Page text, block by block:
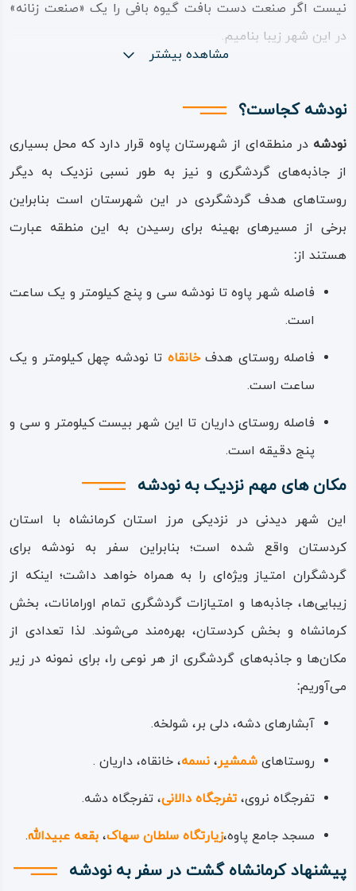
نیست اگر صنعت دست‌ بافت گیوه‌ بافی را یک «صنعت زنانه»
در این شهر زیبا بنامیم.
و «کماجر» از یک سو و قله‌های «چناره» و «شخله» از سوی دیگر
موقعیتی مرتفع و ییلاقی با آب‌ و هوای سرد دارد که این آب‌ و
هوای خاص در کنار وفور چشمه‌ها و آبشارها بهترین تابستان‌ها
و بهاران را از آن خود می‌کند.
لفظ «نودشه» در زبان کردی و با توجه به تبدیل حروف «ش» و
یافته لفظ و نام «نودژه» بوده که به معنای دژ و قلعه نو و جدید
اهمیت این موضوع و ردگیری معنا شناسی ریشه این نام به این
تاریخی بوده است و بقایای آثار و ابنیه‌های باستانی در منطقه
اورامان این حدس را به واقعیت نزدیک می‌کند.
مشاهده بیشتر
نودشه کجاست؟
نودشه در منطقه‌ای از شهرستان پاوه قرار دارد که محل بسیاری
از جاذبه‌های گردشگری و نیز به طور نسبی نزدیک به دیگر
روستاهای هدف گردشگردی در این شهرستان است بنابراین
برخی از مسیرهای بهینه برای رسیدن به این منطقه عبارت
هستند از:
فاصله شهر پاوه تا نودشه سی‌ و پنج کیلومتر و یک ساعت
است.
فاصله روستای هدفخانقاه تا نودشه چهل کیلومتر و یک
ساعت است.
فاصله روستای داریان تا این شهر بیست کیلومتر و سی‌ و
پنج دقیقه است.
مکان های مهم نزدیک به نودشه
این شهر دیدنی در نزدیکی مرز استان کرمانشاه با استان
کردستان واقع شده است؛ بنابراین سفر به نودشه برای
گردشگران امتیاز ویژه‌ای را به همراه خواهد داشت؛ اینکه از
زیبایی‌ها، جاذبه‌ها و امتیازات گردشگری تمام اورامانات، بخش
کرمانشاه و بخش کردستان، بهره‌مند می‌شوند. لذا تعدادی از
مکان‌ها و جاذبه‌های گردشگری از هر نوعی را، برای نمونه در زیر
می‌آوریم:
آبشارهای دشه، دلی‌ بر، شولخه.
روستاهای شمشیر، نسمه، خانقاه، داریان .
تفرجگاه نروی،تفرجگاه دالانی، تفرجگاه دشه.
مسجد جامع پاوه،‌زیارتگاه سلطان سهاک، بقعه عبیدالله.
پیشنهاد کرمانشاه گشت در سفر به نودشه